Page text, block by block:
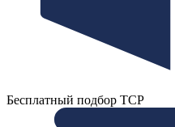
Бесплатный подбор ТСР